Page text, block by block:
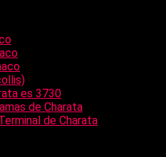
es 3730
de Charata
de Charata